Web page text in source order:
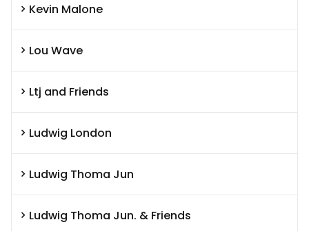
Kevin Malone
Lou Wave
Ltj and Friends
Ludwig London
Ludwig Thoma Jun
Ludwig Thoma Jun. & Friends